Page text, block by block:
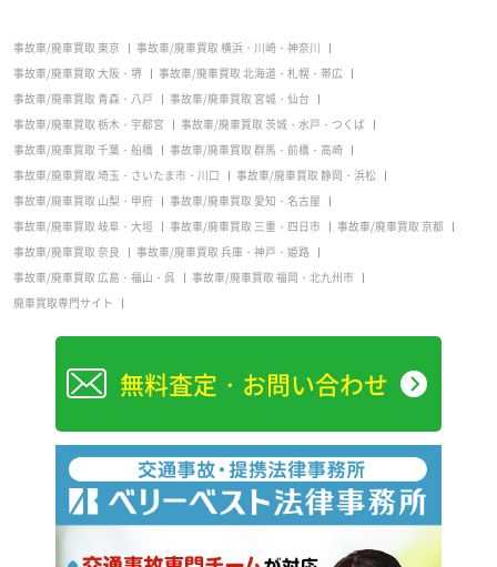
事故車/廃車買取 東京
事故車/廃車買取 横浜・川崎・神奈川
事故車/廃車買取 大阪・堺
事故車/廃車買取 北海道・札幌・帯広
事故車/廃車買取 青森・八戸
事故車/廃車買取 宮城・仙台
事故車/廃車買取 栃木・宇都宮
事故車/廃車買取 茨城・水戸・つくば
事故車/廃車買取 千葉・船橋
事故車/廃車買取 群馬・前橋・高崎
事故車/廃車買取 埼玉・さいたま市・川口
事故車/廃車買取 静岡・浜松
事故車/廃車買取 山梨・甲府
事故車/廃車買取 愛知・名古屋
事故車/廃車買取 岐阜・大垣
事故車/廃車買取 三重・四日市
事故車/廃車買取 京都
事故車/廃車買取 奈良
事故車/廃車買取 兵庫・神戸・姫路
事故車/廃車買取 広島・福山・呉
事故車/廃車買取 福岡・北九州市
廃車買取専門サイト
無料査定・お問い合わせ